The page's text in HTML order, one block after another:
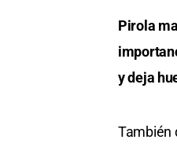
Pirola
y deja
También